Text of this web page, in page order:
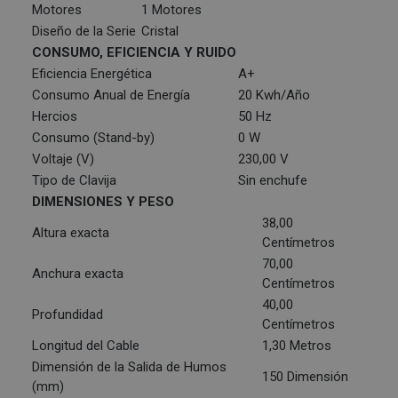
Motores
1 Motores
Diseño de la Serie Cristal
CONSUMO, EFICIENCIA Y RUIDO
Eficiencia Energética
A+
Consumo Anual de Energía
20 Kwh/Año
Hercios
50 Hz
Consumo (Stand-by)
0 W
Voltaje (V)
230,00 V
Tipo de Clavija
Sin enchufe
DIMENSIONES Y PESO
Altura exacta
38,00
Centímetros
Anchura exacta
70,00
Centímetros
Profundidad
40,00
Centímetros
Longitud del Cable
1,30 Metros
Dimensión de la Salida de Humos
(mm)
150 Dimensión